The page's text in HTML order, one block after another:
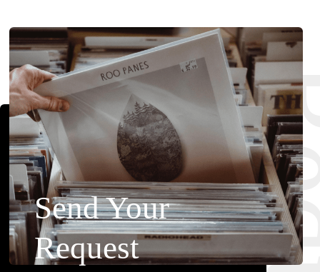
Send Your
Request